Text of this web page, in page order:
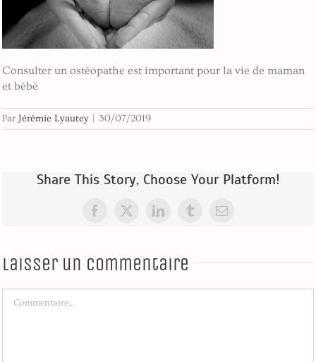
Consulter un ostéopathe est important pour la vie de maman
et bébé
ParJérémie Lyautey 30/07/2019
Share This Story, Choose Your Platform!
Facebook
X LinkedInTumblrEmail
Laisser un commentaire